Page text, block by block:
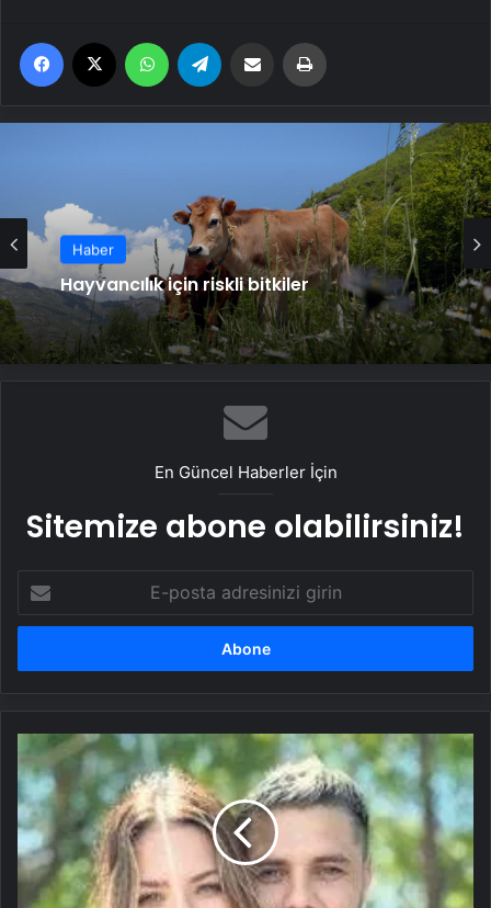
Facebook WhatsApp Email'den paylaş
Haber
Hayvancılık için riskli bitkiler
En Güncel Haberler İçin
Sitemize abone olabilirsiniz!
posta
adresinizi
Köfte
ekmek
ayrana
dönelim!